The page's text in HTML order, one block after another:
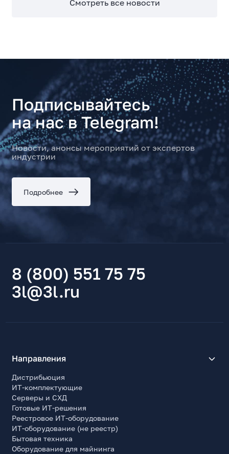
Смотреть все новости
Подписывайтесь
на нас в Telegram!
Новости, анонсы мероприятий от экспертов
индустрии
Подробнее
8 (800) 551 75 75
3l@3l.ru
Направления
Дистрибьюция
ИТ-комплектующие
Серверы и СХД
Готовые ИТ-решения
Реестровое ИТ-оборудование
ИТ-оборудование (не реестр)
Бытовая техника
Оборудование для майнинга